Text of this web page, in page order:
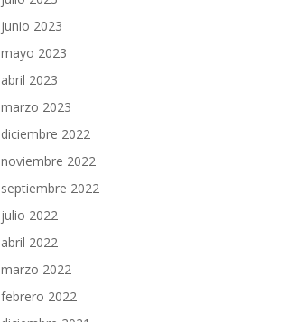
junio 2023
mayo 2023
abril 2023
marzo 2023
diciembre 2022
noviembre 2022
septiembre 2022
julio 2022
abril 2022
marzo 2022
febrero 2022